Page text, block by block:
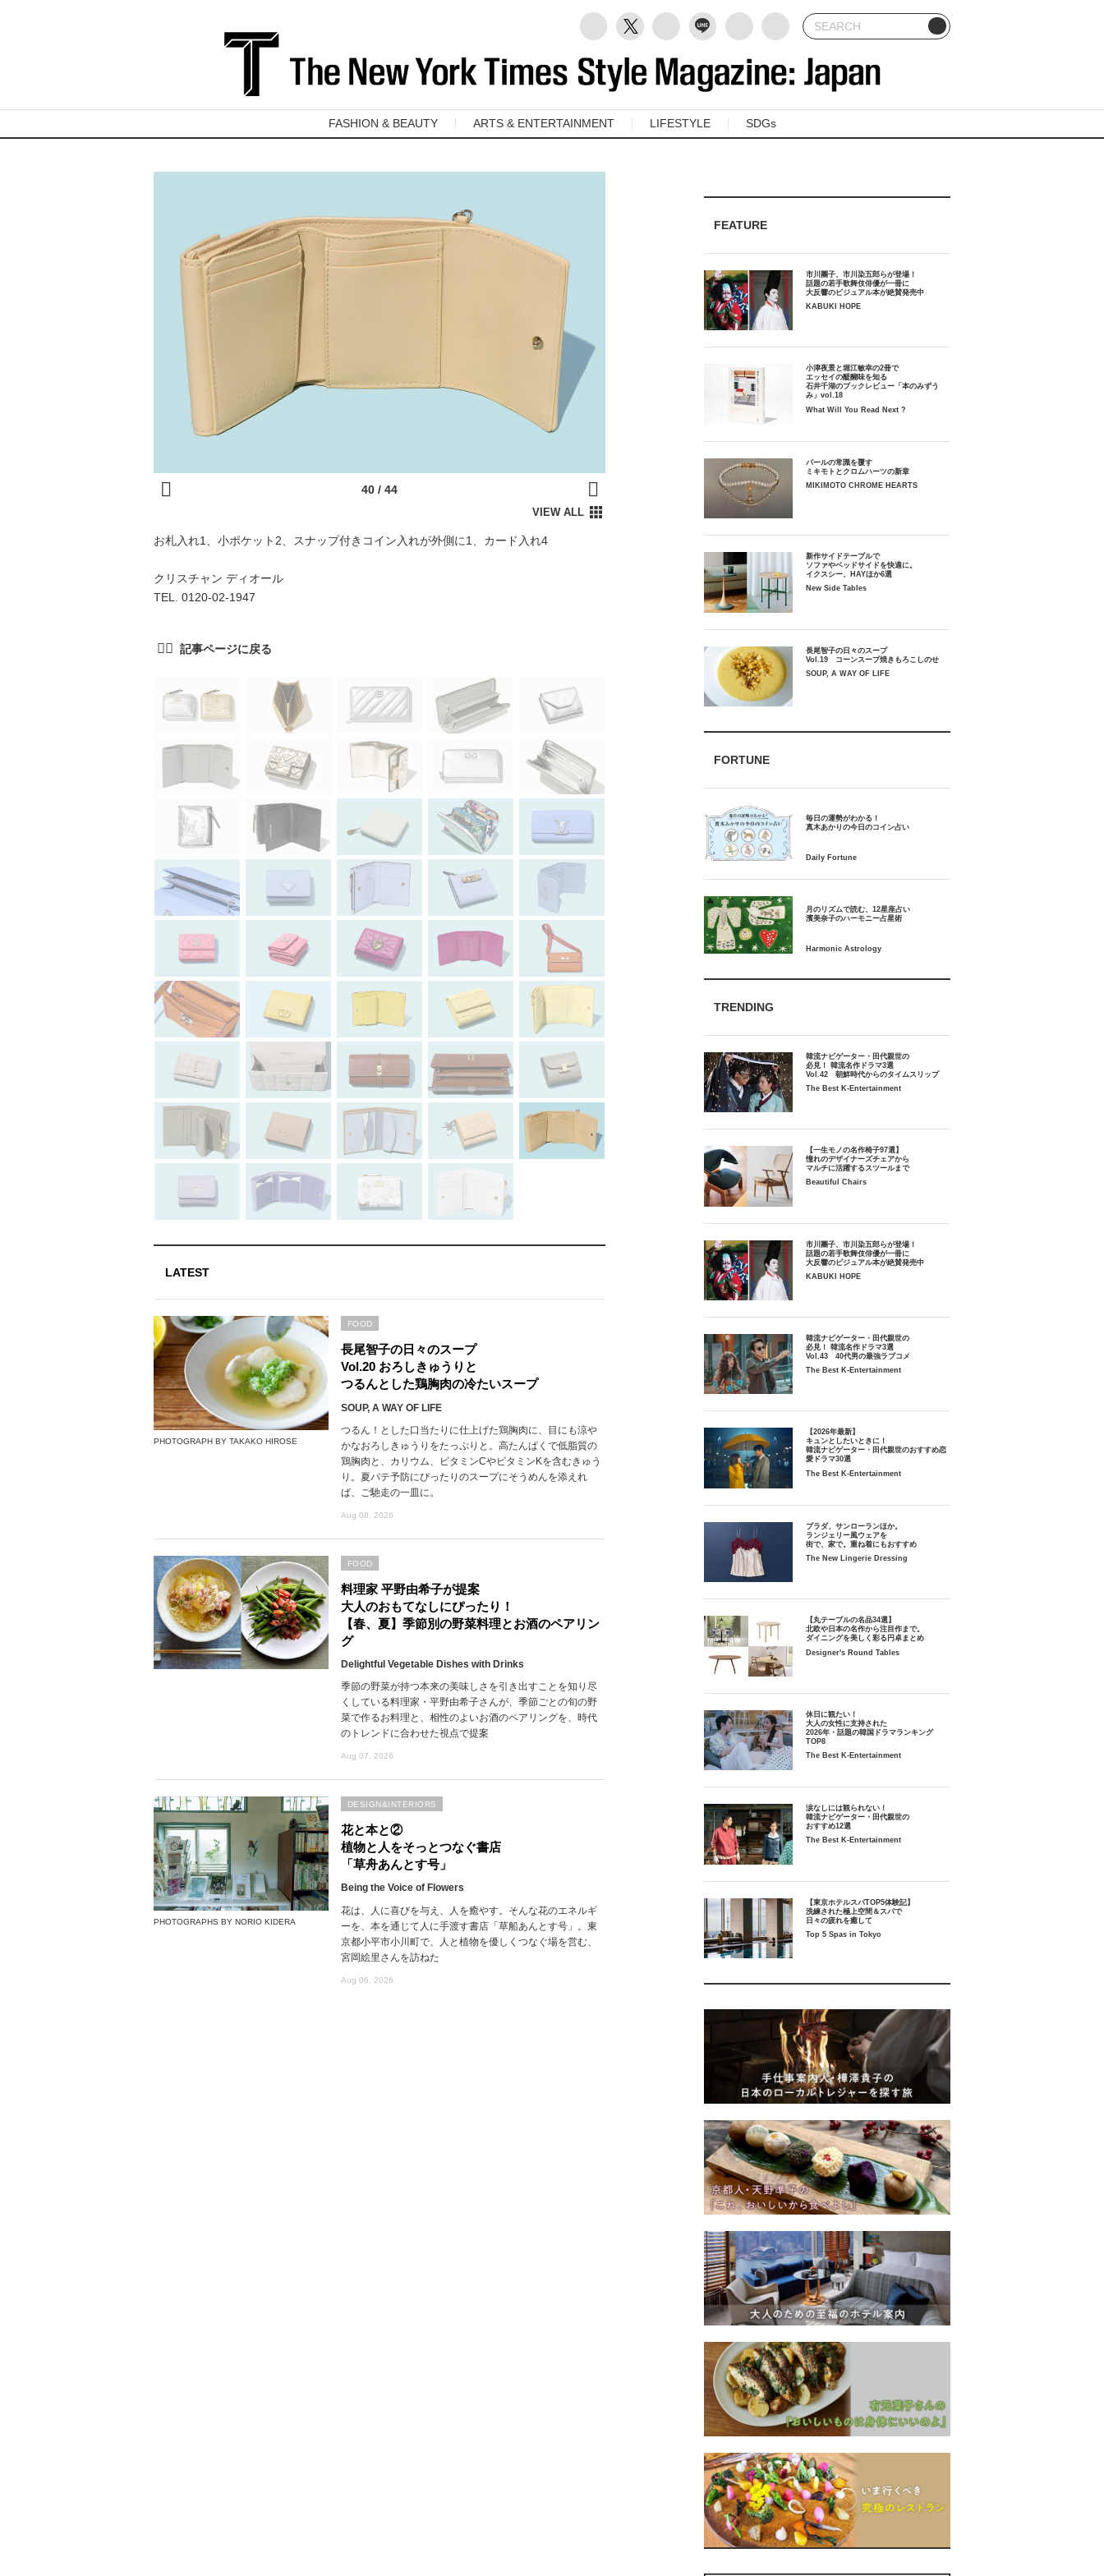
FASHION & BEAUTY ARTS & ENTERTAINMENT LIFESTYLE SDGs
お札入れ1、小ポケット2、スナップ付きコイン入れが外側に1、カード入れ4
クリスチャン ディオール
TEL. 0120-02-1947
LATEST
PHOTOGRAPH BY TAKAKO HIROSE
長尾智子の日々のスープ
Vol.20 おろしきゅうりと
つるんとした鶏胸肉の冷たいスープ
SOUP, A WAY OF LIFE
つるん！とした口当たりに仕上げた鶏胸肉に、目にも涼や
かなおろしきゅうりをたっぷりと。高たんぱくで低脂質の
鶏胸肉と、カリウム、ビタミンCやビタミンKを含むきゅう
り。夏バテ予防にぴったりのスープにそうめんを添えれ
ば、ご馳走の一皿に。
Aug 08, 2026
FOOD
料理家 平野由希子が提案
大人のおもてなしにぴったり！
【春、夏】季節別の野菜料理とお酒のペアリン
グ
Delightful Vegetable Dishes with Drinks
季節の野菜が持つ本来の美味しさを引き出すことを知り尽
くしている料理家・平野由希子さんが、季節ごとの旬の野
菜で作るお料理と、相性のよいお酒のペアリングを、時代
のトレンドに合わせた視点で提案
Aug 07, 2026
FOOD
PHOTOGRAPHS BY NORIO KIDERA
花と本と②
植物と人をそっとつなぐ書店
「草舟あんとす号」
Being the Voice of Flowers
花は、人に喜びを与え、人を癒やす。そんな花のエネルギ
ーを、本を通じて人に手渡す書店「草船あんとす号」。東
京都小平市小川町で、人と植物を優しくつなぐ場を営む、
宮岡絵里さんを訪ねた
Aug 06, 2026
DESIGN&INTERIORS
FEATURE
市川團子、市川染五郎らが登場！
話題の若手歌舞伎俳優が一冊に
大反響のビジュアル本が絶賛発売中
KABUKI HOPE
小津夜景と堀江敏幸の2冊で
エッセイの醍醐味を知る
石井千湖のブックレビュー「本のみずう
み」vol.18
What Will You Read Next ?
パールの常識を覆す
ミキモトとクロムハーツの新章
MIKIMOTO CHROME HEARTS
新作サイドテーブルで
ソファやベッドサイドを快適に。
イクスシー、HAYほか6選
New Side Tables
長尾智子の日々のスープ
Vol.19 コーンスープ焼きもろこしのせ
SOUP, A WAY OF LIFE
FORTUNE
毎日の運勢がわかる！
月のリズムで読む、12星座占い
TRENDING
韓流ナビゲーター・田代親世の
必見！ 韓流名作ドラマ3選
Vol.42 朝鮮時代からのタイムスリップ
The Best K-Entertainment
【一生モノの名作椅子97選】
憧れのデザイナーズチェアから
マルチに活躍するスツールまで
Beautiful Chairs
市川團子、市川染五郎らが登場！
話題の若手歌舞伎俳優が一冊に
大反響のビジュアル本が絶賛発売中
KABUKI HOPE
韓流ナビゲーター・田代親世の
必見！ 韓流名作ドラマ3選
Vol.43 40代男の最強ラブコメ
The Best K-Entertainment
【2026年最新】
キュンとしたいときに！
韓流ナビゲーター・田代親世のおすすめ恋
愛ドラマ30選
The Best K-Entertainment
プラダ、サンローランほか。
ランジェリー風ウェアを
街で、家で。重ね着にもおすすめ
The New Lingerie Dressing
【丸テーブルの名品34選】
北欧や日本の名作から注目作まで。
ダイニングを美しく彩る円卓まとめ
Designer's Round Tables
休日に観たい！
大人の女性に支持された
2026年・話題の韓国ドラマランキング
TOP8
The Best K-Entertainment
涙なしには観られない！
韓流ナビゲーター・田代親世の
おすすめ12選
The Best K-Entertainment
【東京ホテルスパTOP5体験記】
洗練された極上空間＆スパで
日々の疲れを癒して
Top 5 Spas in Tokyo